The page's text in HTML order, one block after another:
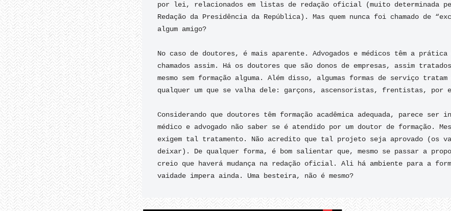
por lei, relacionados em listas de redação oficial (muito determinada
Redação da Presidência da República). Mas quem nunca foi chamado de
algum amigo?
No caso de doutores, é mais aparente. Advogados e médicos têm a prática
chamados assim. Há os doutores que são donos de empresas, assim
mesmo sem formação alguma. Além disso, algumas formas de serviço tratam
qualquer um que se valha dele: garçons, ascensoristas, frentistas, por
Considerando que doutores têm formação acadêmica adequada, parece
médico e advogado não saber se é atendido por um doutor de formação.
exigem tal tratamento. Não acredito que tal projeto seja aprovado (os
deixar). De qualquer forma, é bom salientar que, mesmo se passar a
creio que haverá mudança na redação oficial. Ali há ambiente para a
vaidade impera ainda. Uma besteira, não é mesmo?